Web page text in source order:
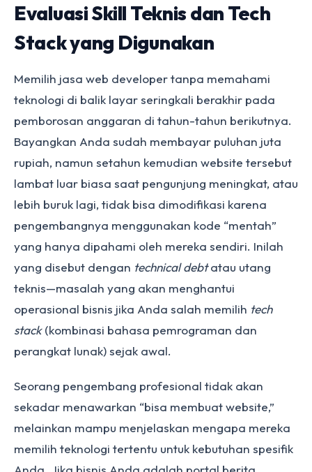
Evaluasi Skill Teknis dan Tech
Stack yang Digunakan
Memilih jasa web developer tanpa memahami
teknologi di balik layar seringkali berakhir pada
pemborosan anggaran di tahun-tahun berikutnya.
Bayangkan Anda sudah membayar puluhan juta
rupiah, namun setahun kemudian website tersebut
lambat luar biasa saat pengunjung meningkat, atau
lebih buruk lagi, tidak bisa dimodifikasi karena
pengembangnya menggunakan kode “mentah”
yang hanya dipahami oleh mereka sendiri. Inilah
yang disebut dengan technical debtatau utang
teknis—masalah yang akan menghantui
operasional bisnis jika Anda salah memilih tech
stack(kombinasi bahasa pemrograman dan
perangkat lunak) sejak awal.
Seorang pengembang profesional tidak akan
sekadar menawarkan “bisa membuat website,”
melainkan mampu menjelaskan mengapa mereka
memilih teknologi tertentu untuk kebutuhan spesifik